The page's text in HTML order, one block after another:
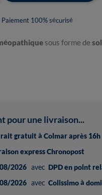
Paiement 100% sécurisé
sous forme de
pour une livraison...
gratuit à Colmar après 16h
express Chronopost
2026 avec DPD en point
2026 avec Colissimo à